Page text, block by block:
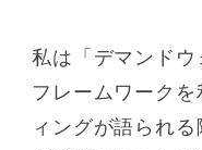
私は「デマンドウ
フレームワーク
ィングが語られ